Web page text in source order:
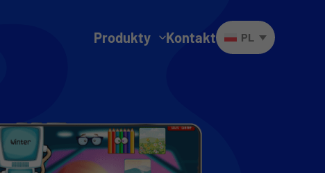
Produkty Kontakt PL